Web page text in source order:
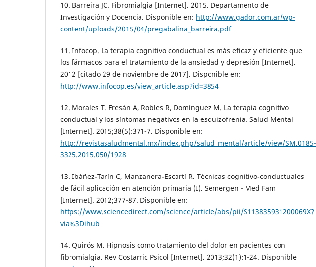
10. Barreira JC. Fibromialgia [Internet]. 2015. Departamento de
Investigación y Docencia. Disponible en: http://www.gador.com.ar/wp-
content/uploads/2015/04/pregabalina_barreira.pdf
11. Infocop. La terapia cognitivo conductual es más eficaz y eficiente que
los fármacos para el tratamiento de la ansiedad y depresión [Internet].
2012 [citado 29 de noviembre de 2017]. Disponible en:
http://www.infocop.es/view_article.asp?id=3854
12. Morales T, Fresán A, Robles R, Domínguez M. La terapia cognitivo
conductual y los síntomas negativos en la esquizofrenia. Salud Mental
[Internet]. 2015;38(5):371-7. Disponible en:
http://revistasaludmental.mx/index.php/salud_mental/article/view/SM.0185-
3325.2015.050/1928
13. Ibáñez-Tarín C, Manzanera-Escartí R. Técnicas cognitivo-conductuales
de fácil aplicación en atención primaria (I). Semergen - Med Fam
[Internet]. 2012;377-87. Disponible en:
https://www.sciencedirect.com/science/article/abs/pii/S113835931200069X?
via%3Dihub
14. Quirós M. Hipnosis como tratamiento del dolor en pacientes con
fibromialgia. Rev Costarric Psicol [Internet]. 2013;32(1):1-24. Disponible